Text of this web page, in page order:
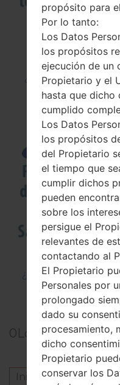
¿Cómo instalar
inteligente de
¿Cómo restablecer
código en
0Los comentarios
Inicie la sesiónpara
propósito para
Por lo tanto:
Los Datos
los propósitos
ejecución de un
Propietario y el
hasta que dicho
cumplido
Los Datos
los propósitos
del Propietario
el tiempo que
cumplir dichos
pueden
sobre los
persigue el
relevantes de
contactando al
El Propietario
Personales por
prolongado
dado su
procesamiento,
dicho
Propietario
conservar los